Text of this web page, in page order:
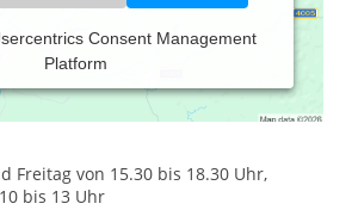
Consent Management
Platform
und Naturheilkunde für Pferde
Freitag von 15.30 bis 18.30 Uhr,
bis 13 Uhr